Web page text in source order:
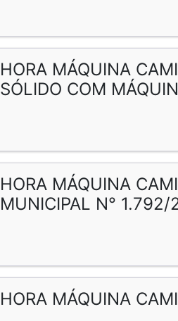
HORA MÁQUINA
SÓLIDO COM
HORA MÁQUINA
MUNICIPAL N° 1.792/
HORA MÁQUINA